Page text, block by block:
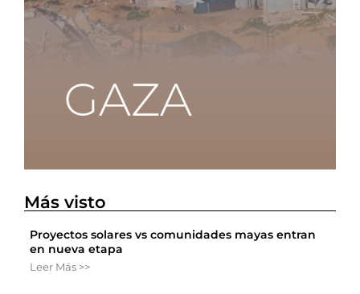
Más visto
Proyectos solares vs comunidades mayas entran
en nueva etapa
Leer Más >>